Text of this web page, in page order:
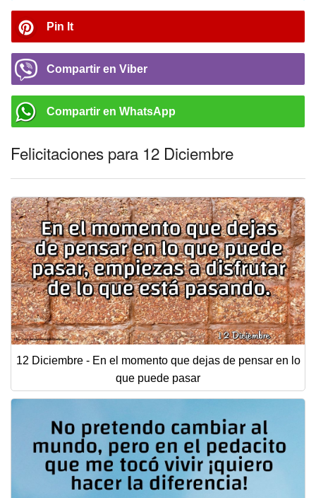
Pin It
Compartir en Viber
Compartir en WhatsApp
Felicitaciones para 12 Diciembre
12 Diciembre - En el momento que dejas de pensar en lo
que puede pasar